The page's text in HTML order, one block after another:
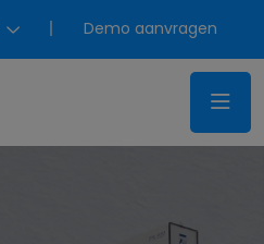
Demo aanvragen